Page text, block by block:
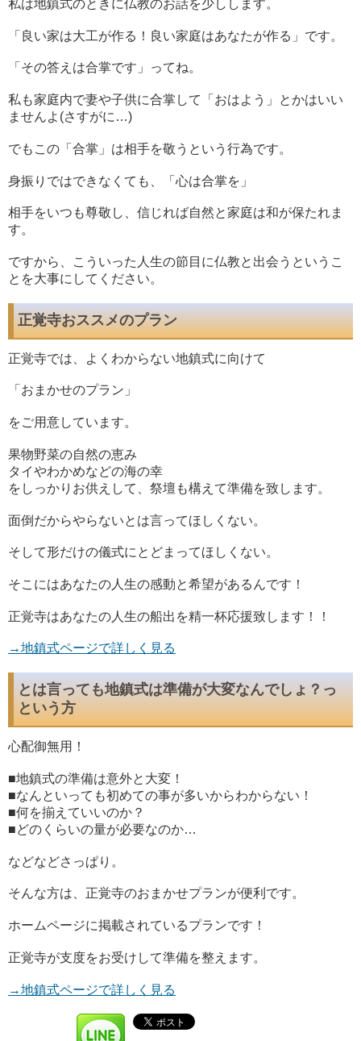
私は地鎮式のときに仏教のお話を少しします。
「良い家は大工が作る！良い家庭はあなたが作る」です。
「その答えは合掌です」ってね。
私も家庭内で妻や子供に合掌して「おはよう」とかはいい
ませんよ(さすがに…)
でもこの「合掌」は相手を敬うという行為です。
身振りではできなくても、「心は合掌を」
相手をいつも尊敬し、信じれば自然と家庭は和が保たれま
す。
ですから、こういった人生の節目に仏教と出会うというこ
とを大事にしてください。
正覚寺おススメのプラン
正覚寺では、よくわからない地鎮式に向けて
「おまかせのプラン」
をご用意しています。
果物野菜の自然の恵み
タイやわかめなどの海の幸
をしっかりお供えして、祭壇も構えて準備を致します。
面倒だからやらないとは言ってほしくない。
そして形だけの儀式にとどまってほしくない。
そこにはあなたの人生の感動と希望があるんです！
正覚寺はあなたの人生の船出を精一杯応援致します！！
→地鎮式ページで詳しく見る
とは言っても地鎮式は準備が大変なんでしょ？っ
という方
心配御無用！
■地鎮式の準備は意外と大変！
■なんといっても初めての事が多いからわからない！
■何を揃えていいのか？
■どのくらいの量が必要なのか…
などなどさっぱり。
そんな方は、正覚寺のおまかせプランが便利です。
ホームページに掲載されているプランです！
正覚寺が支度をお受けして準備を整えます。
→地鎮式ページで詳しく見る